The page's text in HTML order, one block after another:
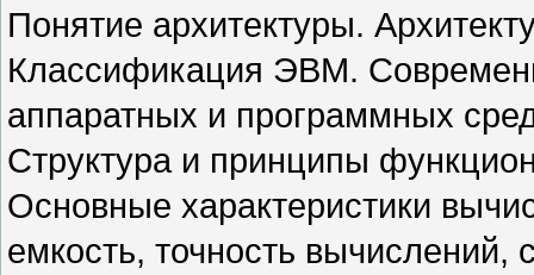
Понятие архитектуры.
Классификация ЭВМ.
аппаратных и программных
Структура и принципы
Основные характеристики
емкость, точность вычислений,